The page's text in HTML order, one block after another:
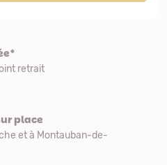
retrait
place
et à Montauban-de-